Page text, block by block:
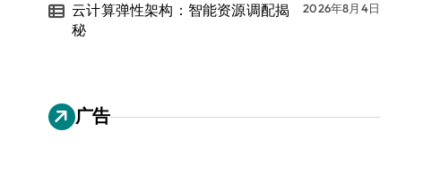
云计算弹性架构：智能资源调配揭
秘
2026年8月4日
广告